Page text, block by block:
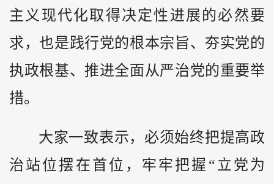
主义现代化取得决定性进展的必然要
求，也是践行党的根本宗旨、夯实党的
执政根基、推进全面从严治党的重要举
措。
大家一致表示，必须始终把提高政
治站位摆在首位，牢牢把握“立党为